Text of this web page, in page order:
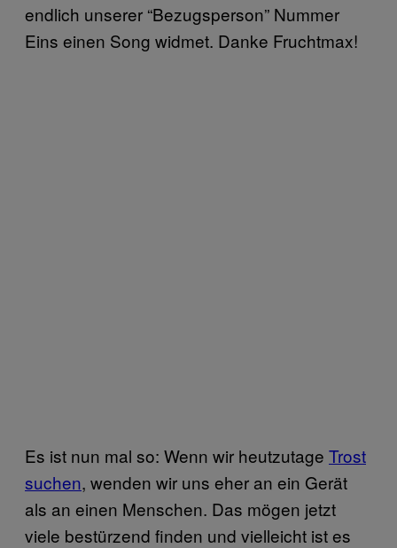
endlich unserer “Bezugsperson” Nummer
Eins einen Song widmet. Danke Fruchtmax!
Es ist nun mal so: Wenn wir heutzutage Trost
suchen, wenden wir uns eher an ein Gerät
als an einen Menschen. Das mögen jetzt
viele bestürzend finden und vielleicht ist es